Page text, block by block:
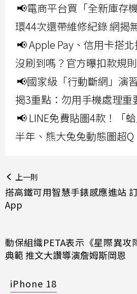
📢電商平台買「全新庫存
環44次還帶維修紀錄 網揭
📢 Apple Pay、信用卡搭
沒刷到嗎？官方曝扣款規
📢國家級「行動斷網」演
揭3重點：勿用手機處理重
📢 LINE免費貼圖4款！「
半年、熊大兔兔動態圖超Q
上一則
搭高鐵可用智慧手錶感應進站
App
動保組織PETA表示《星際異攻
典範 推文大讚導演詹姆斯岡恩
iPhone 18